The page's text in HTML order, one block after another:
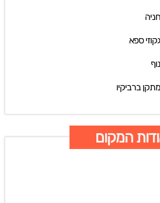
חניה
ספא
נוף
מתקן ברביקיו
המקום